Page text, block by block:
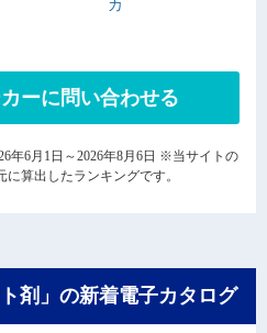
カ
ーに問い合わせる
年6月1日～2026年8月6日 ※当サイトの
算出したランキングです。
剤」の新着電子カタログ